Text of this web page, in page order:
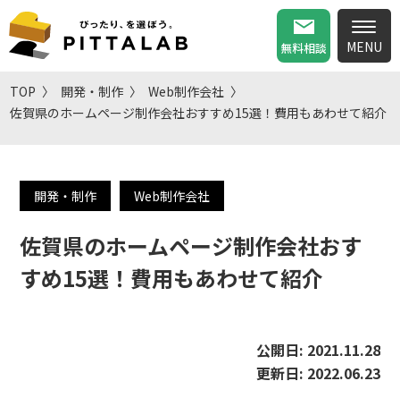
無料相談
TOP 開発・制作
Web制作会社
佐賀県のホームページ制作会社おすすめ15選！費用もあわせて紹介
開発・制作 Web制作会社
佐賀県のホームページ制作会社おす
すめ15選！費用もあわせて紹介
公開日: 2021.11.28
更新日: 2022.06.23